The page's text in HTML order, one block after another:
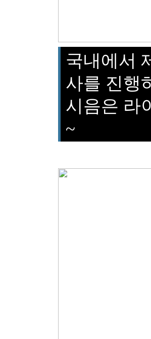
국내에서
사를 진행
시음은 라
~